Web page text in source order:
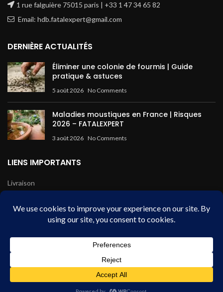
1 rue falguière 75015 paris | +33 1 47 34 65 82
Email: hdb.fatalexpert@gmail.com
DERNIÈRE ACTUALITÉS
Éliminer une colonie de fourmis | Guide
pratique & astuces
5 août 2026 No Comments
Maladies moustiques en France | Risques
2026 – FATALEXPERT
3 août 2026 No Comments
LIENS IMPORTANTS
Livraison
Conditions de vente
Fatal Expert - HDB